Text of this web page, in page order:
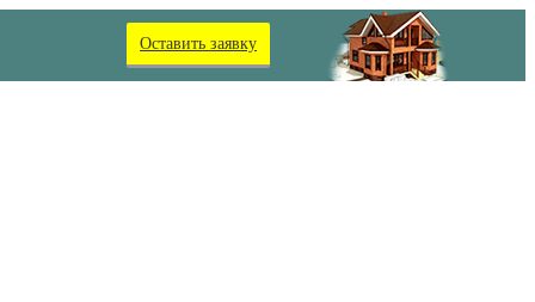
Оставить заявку